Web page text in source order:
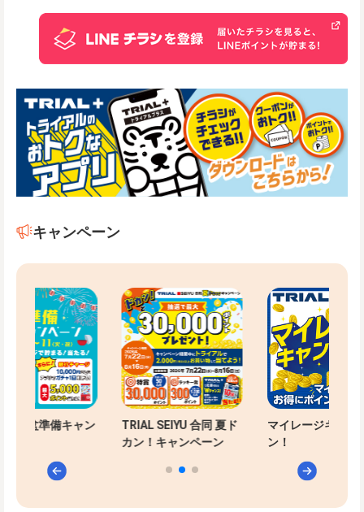
キャンペーン
お盆準備キャン
TRIAL SEIYU 合同 夏ド
カン！キャンペーン
マイレージキャン
ン！